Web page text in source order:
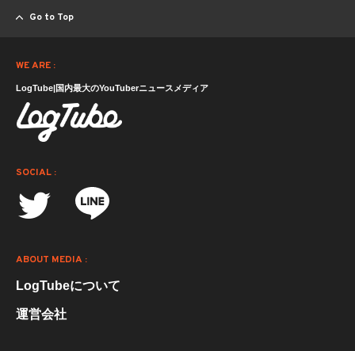
Go to Top
WE ARE :
LogTube|国内最大のYouTuberニュースメディア
SOCIAL :
ABOUT MEDIA :
LogTubeについて
運営会社